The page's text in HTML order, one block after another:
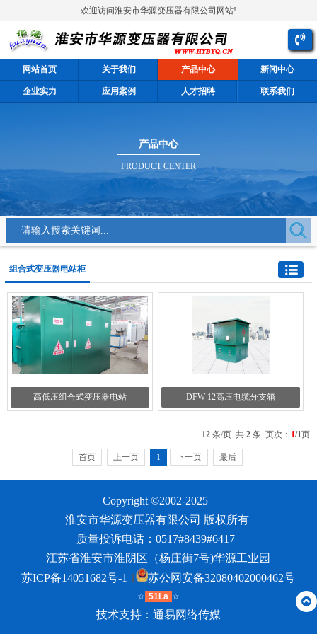
欢迎访问淮安市华源变压器有限公司网站!
网站首页 关于我们 产品中心 新闻中心
企业实力 应用案例 人才招聘 联系我们
产品中心
PRODUCT CENTER
组合式变压器电站柜
高低压组合式变压器电站 DFW-12高压电缆分支箱
12 条/页 共2 条 页次： 1/1页
首页 上一页 1 下一页 最后
Copyright ©2002-2025
淮安市华源变压器有限公司 版权所有
质量投诉电话：0517#8439#6417
江苏省淮安市淮阴区（杨庄街7号)华源工业园
苏ICP备14051682号-1 1 苏公网安备32080402000462号
☆ 51La ☆
技术支持： 通易网络传媒